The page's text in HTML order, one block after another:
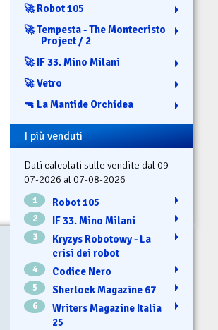
🚀 Robot 105
🚀 Tempesta - The Montecristo
Project / 2
🚀 IF 33. Mino Milani
🚀 Vetro
🔫 La Mantide Orchidea
I più venduti
Dati calcolati sulle vendite dal 09-
07-2026 al 07-08-2026
1 Robot 105
2 IF 33. Mino Milani
3
Kryzys Robotowy - La
crisi dei robot
4 Codice Nero
5 Sherlock Magazine 67
6
Writers Magazine Italia
25